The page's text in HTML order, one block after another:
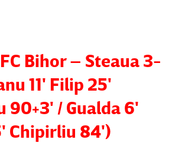
Bihor – Steaua 3-
11' Filip 25'
90+3' / Gualda 6'
Chipirliu 84')